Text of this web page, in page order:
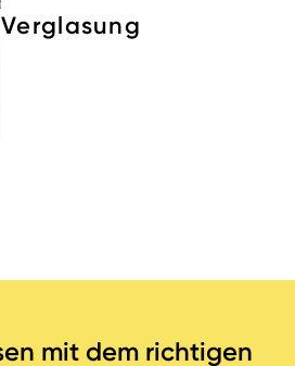
Verglasung
mit dem richtigen